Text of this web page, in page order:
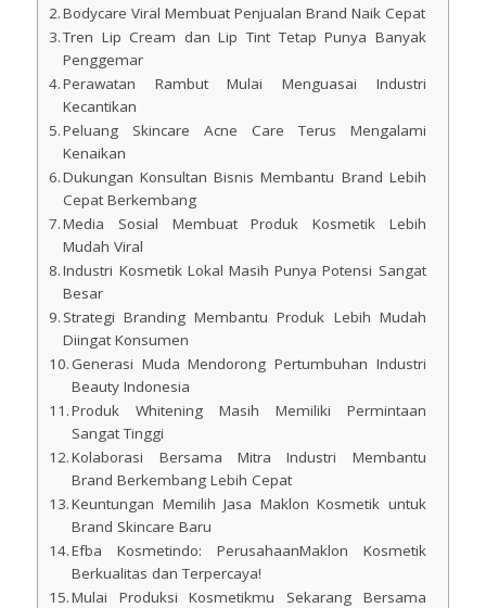
Bodycare Viral Membuat Penjualan Brand Naik Cepat
Tren Lip Cream dan Lip Tint Tetap Punya Banyak
Penggemar
Perawatan Rambut Mulai Menguasai Industri
Kecantikan
Peluang Skincare Acne Care Terus Mengalami
Kenaikan
Dukungan Konsultan Bisnis Membantu Brand Lebih
Cepat Berkembang
Media Sosial Membuat Produk Kosmetik Lebih
Mudah Viral
Industri Kosmetik Lokal Masih Punya Potensi Sangat
Besar
Strategi Branding Membantu Produk Lebih Mudah
Diingat Konsumen
Generasi Muda Mendorong Pertumbuhan Industri
Beauty Indonesia
Produk Whitening Masih Memiliki Permintaan
Sangat Tinggi
Kolaborasi Bersama Mitra Industri Membantu
Brand Berkembang Lebih Cepat
Keuntungan Memilih Jasa Maklon Kosmetik untuk
Brand Skincare Baru
Efba Kosmetindo: PerusahaanMaklon Kosmetik
Berkualitas dan Terpercaya!
Mulai Produksi Kosmetikmu Sekarang Bersama